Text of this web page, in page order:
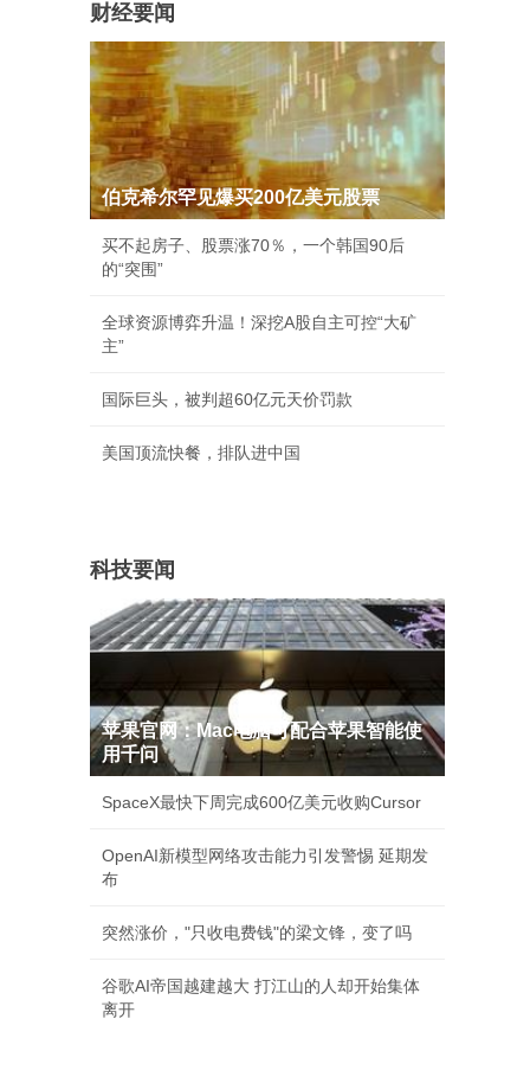
财经要闻
伯克希尔罕见爆买200亿美元股票
买不起房子、股票涨70％，一个韩国90后
的“突围”
全球资源博弈升温！深挖A股自主可控“大矿
主”
国际巨头，被判超60亿元天价罚款
美国顶流快餐，排队进中国
科技要闻
苹果官网：Mac电脑可配合苹果智能使
用千问
SpaceX最快下周完成600亿美元收购Cursor
OpenAI新模型网络攻击能力引发警惕 延期发
布
突然涨价，"只收电费钱"的梁文锋，变了吗
谷歌AI帝国越建越大 打江山的人却开始集体
离开